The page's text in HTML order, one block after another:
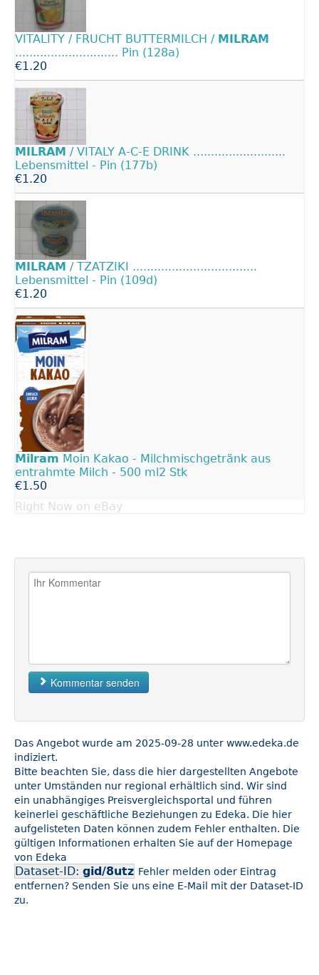
VITALITY / FRUCHT BUTTERMILCH / MILRAM
............................. Pin (128a)
€1.20
MILRAM / VITALY A-C-E DRINK ..........................
Lebensmittel - Pin (177b)
€1.20
MILRAM / TZATZIKI ...................................
Lebensmittel - Pin (109d)
€1.20
Milram Moin Kakao - Milchmischgetränk aus
entrahmte Milch - 500 ml2 Stk
€1.50
Right Now on eBay
Kommentar senden
Das Angebot wurde am 2025-09-28 unter www.edeka.de
indiziert.
Bitte beachten Sie, dass die hier dargestellten Angebote
unter Umständen nur regional erhältlich sind. Wir sind
ein unabhängiges Preisvergleichsportal und führen
keinerlei geschäftliche Beziehungen zu Edeka. Die hier
aufgelisteten Daten können zudem Fehler enthalten. Die
gültigen Informationen erhalten Sie auf der Homepage
von Edeka
Dataset-ID: gid/8utz Fehler melden oder Eintrag
entfernen? Senden Sie uns eine E-Mail mit der Dataset-ID
zu.